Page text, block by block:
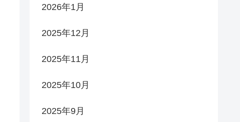
2026年1月
2025年12月
2025年11月
2025年10月
2025年9月